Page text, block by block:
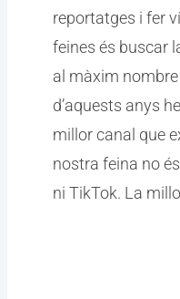
reportatges i fer
feines és buscar
al màxim
d’aquests anys
millor canal que
nostra feina no
ni TikTok. La